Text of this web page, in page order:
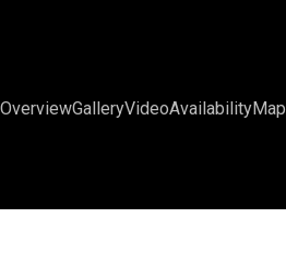
OverviewGalleryVideoAvailabilityMap